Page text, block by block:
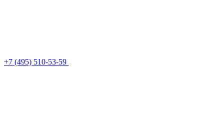
+7 (495) 510-53-59